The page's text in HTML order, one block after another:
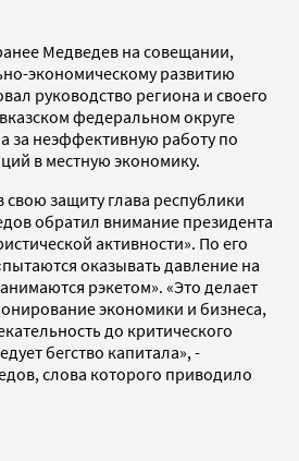
Медведев на совещании,
экономическому развитию
руководство региона и своего
федеральном округе
за неэффективную работу по
в местную экономику.
свою защиту глава республики
обратил внимание президента
активности». По его
оказывать давление на
рэкетом». «Это делает
экономики и бизнеса,
до критического
бегство капитала», -
слова которого приводило